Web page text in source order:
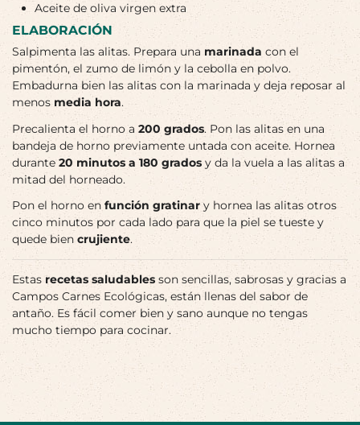
Aceite de oliva virgen extra
ELABORACIÓN
Salpimenta las alitas. Prepara una marinada con el
pimentón, el zumo de limón y la cebolla en polvo.
Embadurna bien las alitas con la marinada y deja reposar al
menos media hora.
Precalienta el horno a 200 grados. Pon las alitas en una
bandeja de horno previamente untada con aceite. Hornea
durante 20 minutos a 180 grados y da la vuela a las alitas a
mitad del horneado.
Pon el horno en función gratinary hornea las alitas otros
cinco minutos por cada lado para que la piel se tueste y
quede bien crujiente.
Estas recetas saludables son sencillas, sabrosas y gracias a
Campos Carnes Ecológicas, están llenas del sabor de
antaño. Es fácil comer bien y sano aunque no tengas
mucho tiempo para cocinar.